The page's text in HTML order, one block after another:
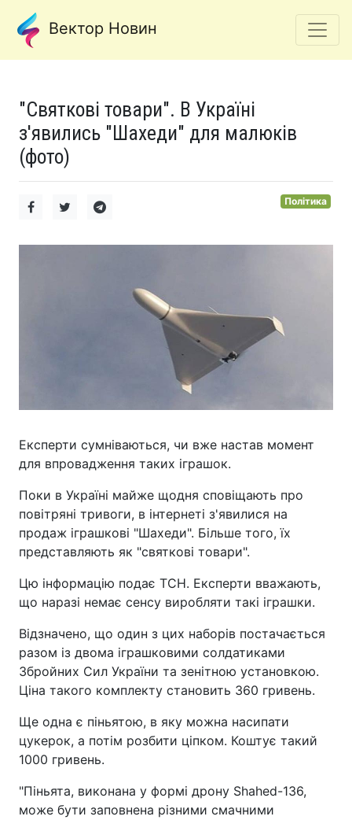
Вектор Новин
"Святкові товари". В Україні
з'явились "Шахеди" для малюків
(фото)
Політика
Експерти сумніваються, чи вже настав момент
для впровадження таких іграшок.
Поки в Україні майже щодня сповіщають про
повітряні тривоги, в інтернеті з'явилися на
продаж іграшкові "Шахеди". Більше того, їх
представляють як "святкові товари".
Цю інформацію подає ТСН. Експерти вважають,
що наразі немає сенсу виробляти такі іграшки.
Відзначено, що один з цих наборів постачається
разом із двома іграшковими солдатиками
Збройних Сил України та зенітною установкою.
Ціна такого комплекту становить 360 гривень.
Ще одна є піньятою, в яку можна насипати
цукерок, а потім розбити ціпком. Коштує такий
1000 гривень.
"Піньята, виконана у формі дрону Shahed-136,
може бути заповнена різними смачними